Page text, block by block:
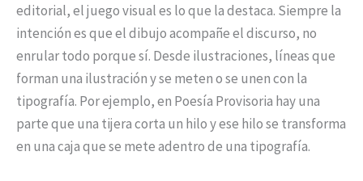
editorial, el juego visual es lo que la destaca. Siempre la
intención es que el dibujo acompañe el discurso, no
enrular todo porque sí. Desde ilustraciones, líneas que
forman una ilustración y se meten o se unen con la
tipografía. Por ejemplo, en Poesía Provisoria hay una
parte que una tijera corta un hilo y ese hilo se transforma
en una caja que se mete adentro de una tipografía.